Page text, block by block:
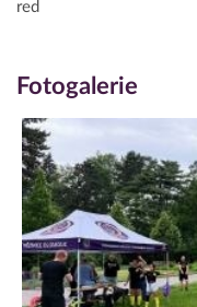
red
Fotogalerie